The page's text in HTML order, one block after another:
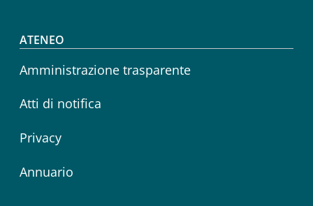
Footer menu
ATENEO
Amministrazione trasparente
Atti di notifica
Privacy
Annuario